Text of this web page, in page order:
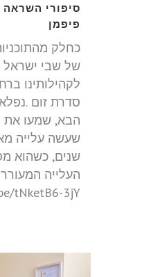
סיפורי השראה
פיפמן
כחלק
של שבי ישראל
לקהילותינו
סדרת זום
הבא, שמעו את
שנים, כשהוא
העלייה
tNketB6-3jY ...